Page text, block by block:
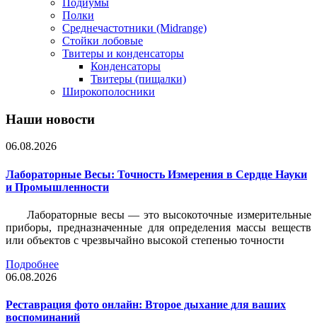
Подиумы
Полки
Среднечастотники (Midrange)
Стойки лобовые
Твитеры и конденсаторы
Конденсаторы
Твитеры (пищалки)
Широкополосники
Наши новости
06.08.2026
Лабораторные Весы: Точность Измерения в Сердце Науки
и Промышленности
Лабораторные весы — это высокоточные измерительные
приборы, предназначенные для определения массы веществ
или объектов с чрезвычайно высокой степенью точности
Подробнее
06.08.2026
Реставрация фото онлайн: Второе дыхание для ваших
воспоминаний